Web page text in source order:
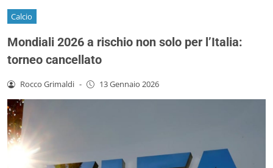
Calcio
Mondiali 2026 a rischio non solo per l’Italia:
torneo cancellato
Rocco Grimaldi - 13 Gennaio 2026